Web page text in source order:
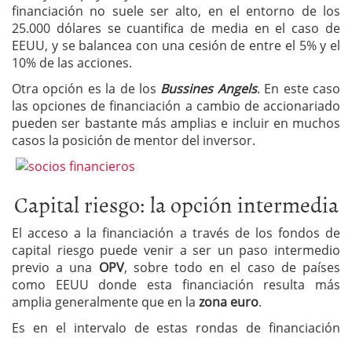
financiación no suele ser alto, en el entorno de los
25.000 dólares se cuantifica de media en el caso de
EEUU, y se balancea con una cesión de entre el 5% y el
10% de las acciones.
Otra opción es la de los Bussines Angels. En este caso
las opciones de financiación a cambio de accionariado
pueden ser bastante más amplias e incluir en muchos
casos la posición de mentor del inversor.
Capital riesgo: la opción intermedia
El acceso a la financiación a través de los fondos de
capital riesgo puede venir a ser un paso intermedio
previo a una OPV, sobre todo en el caso de países
como EEUU donde esta financiación resulta más
amplia generalmente que en la zona euro.
Es en el intervalo de estas rondas de financiación